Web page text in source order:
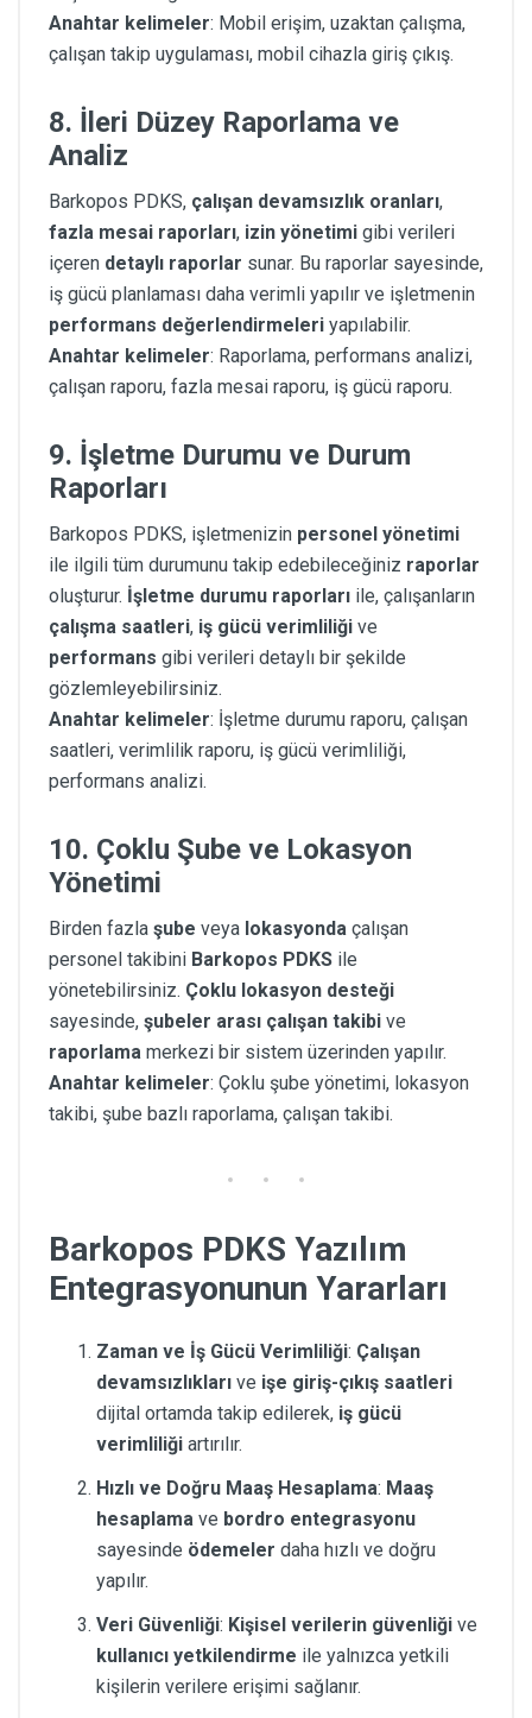
Anahtar kelimeler: Mobil erişim, uzaktan çalışma,
çalışan takip uygulaması, mobil cihazla giriş çıkış.
8. İleri Düzey Raporlama ve
Analiz
Barkopos PDKS, çalışan devamsızlık oranları,
fazla mesai raporları, izin yönetimi gibi verileri
içeren detaylı raporlar sunar. Bu raporlar sayesinde,
iş gücü planlaması daha verimli yapılır ve işletmenin
performans değerlendirmeleri yapılabilir.
Anahtar kelimeler: Raporlama, performans analizi,
çalışan raporu, fazla mesai raporu, iş gücü raporu.
9. İşletme Durumu ve Durum
Raporları
Barkopos PDKS, işletmenizin personel yönetimi
ile ilgili tüm durumunu takip edebileceğiniz raporlar
oluşturur. İşletme durumu raporları ile, çalışanların
çalışma saatleri, iş gücü verimliliği ve
performans gibi verileri detaylı bir şekilde
gözlemleyebilirsiniz.
Anahtar kelimeler: İşletme durumu raporu, çalışan
saatleri, verimlilik raporu, iş gücü verimliliği,
performans analizi.
10. Çoklu Şube ve Lokasyon
Yönetimi
Birden fazla şube veya lokasyonda çalışan
personel takibini Barkopos PDKS ile
yönetebilirsiniz. Çoklu lokasyon desteği
sayesinde, şubeler arası çalışan takibi ve
raporlama merkezi bir sistem üzerinden yapılır.
Anahtar kelimeler: Çoklu şube yönetimi, lokasyon
takibi, şube bazlı raporlama, çalışan takibi.
Barkopos PDKS Yazılım
Entegrasyonunun Yararları
Zaman ve İş Gücü Verimliliği: Çalışan
devamsızlıkları ve işe giriş-çıkış saatleri
dijital ortamda takip edilerek, iş gücü
verimliliği artırılır.
Hızlı ve Doğru Maaş Hesaplama: Maaş
hesaplama ve bordro entegrasyonu
sayesinde ödemeler daha hızlı ve doğru
yapılır.
Veri Güvenliği: Kişisel verilerin güvenliği ve
kullanıcı yetkilendirme ile yalnızca yetkili
kişilerin verilere erişimi sağlanır.